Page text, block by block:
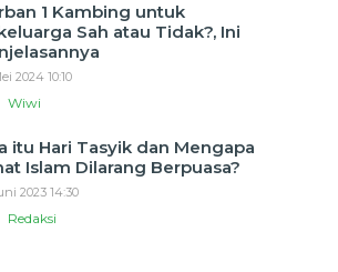
1 Kambing untuk
Sah atau Tidak?, Ini
2024 10:10
Wiwi
itu Hari Tasyik dan Mengapa
Islam Dilarang Berpuasa?
2023 14:30
Redaksi